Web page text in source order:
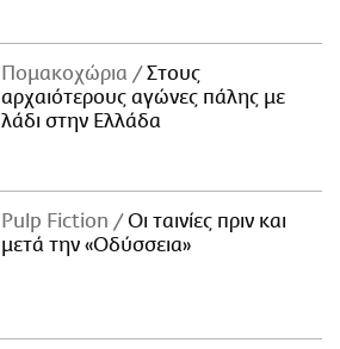
Πομακοχώρια
Στους
αρχαιότερους αγώνες πάλης με
λάδι στην Ελλάδα
Pulp Fiction
Οι ταινίες πριν και
μετά την «Οδύσσεια»